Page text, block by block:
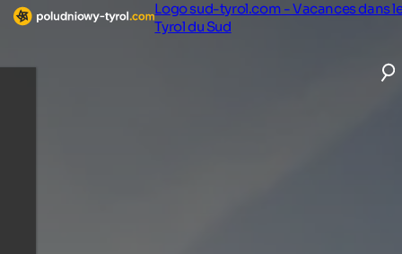
Logo sud-tyrol.com - Vacances dans
Tyrol du Sud